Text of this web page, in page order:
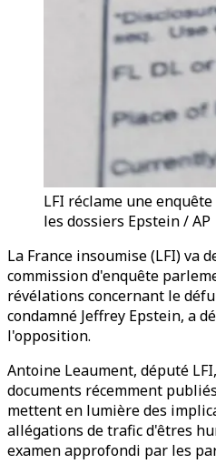
LFI réclame une
les dossiers Epstein / AP
La France insoumise (LFI) va
commission d'enquête
révélations concernant le
condamné Jeffrey Epstein, a
l'opposition.
Antoine Leaument, député
documents récemment
mettent en lumière des
allégations de trafic d'êtres
examen approfondi par les